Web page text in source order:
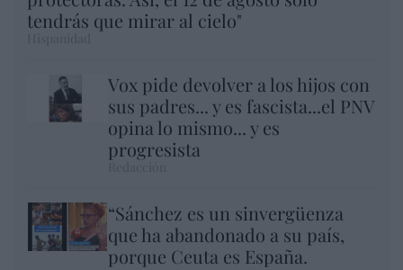
tendrás que mirar al cielo"
Vox pide devolver a los hijos con
sus padres... y es fascista...el PNV
opina lo mismo... y es
progresista
“Sánchez es un sinvergüenza
que ha abandonado a su país,
porque Ceuta es España.